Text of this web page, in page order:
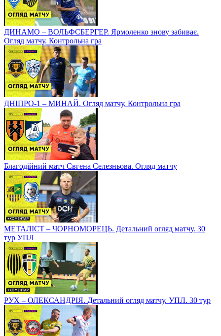
ДИНАМО – ВОЛЬФСБЕРГЕР. Ярмоленко знову забиває.
Огляд матчу. Контрольна гра
ДНІПРО-1 – МИНАЙ. Огляд матчу. Контрольна гра
Благодійний матч Євгена Селезньова. Огляд матчу
МЕТАЛІСТ – ЧОРНОМОРЕЦЬ. Детальний огляд матчу. 30
тур УПЛ
РУХ – ОЛЕКСАНДРІЯ. Детальний огляд матчу. УПЛ. 30 тур